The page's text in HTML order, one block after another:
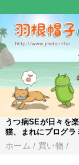
うつ病SEが日々を
猫、まれにプログラ
ホーム / 買い物 /